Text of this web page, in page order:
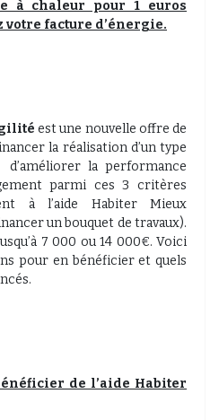
à chaleur pour 1 euros
votre facture d’énergie.
est une nouvelle offre de
la réalisation d’un type
la performance
parmi ces 3 critères
à l’aide Habiter Mieux
un bouquet de travaux).
7 000 ou 14 000€. Voici
pour en bénéficier et quels
de l’aide Habiter